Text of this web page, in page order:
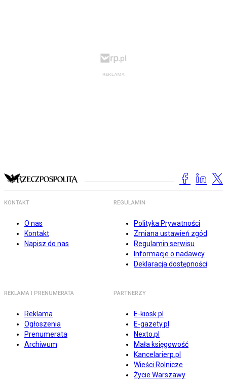
KONTAKT
O nas
Kontakt
Napisz do nas
REGULAMIN
Polityka Prywatności
Zmiana ustawień zgód
Regulamin serwisu
Informacje o nadawcy
Deklaracja dostępności
REKLAMA I PRENUMERATA
Reklama
Ogłoszenia
Prenumerata
Archiwum
PARTNERZY
E-kiosk.pl
E-gazety.pl
Nexto.pl
Mała księgowość
Kancelarierp.pl
Wieści Rolnicze
Życie Warszawy